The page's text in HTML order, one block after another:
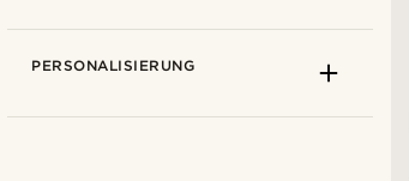
PERSONALISIERUNG